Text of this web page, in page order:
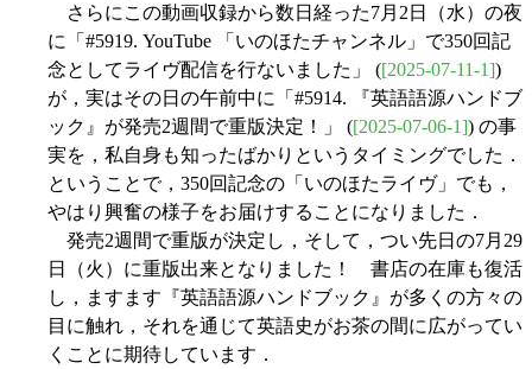
さらにこの動画収録から数日経った7月2日（水）の夜
に「#5919. YouTube 「いのほたチャンネル」で350回記
念としてライヴ配信を行ないました」 ([2025-07-11-1])
が，実はその日の午前中に「#5914. 『英語語源ハンドブ
ック』が発売2週間で重版決定！」 ([2025-07-06-1]) の事
実を，私自身も知ったばかりというタイミングでした．
ということで，350回記念の「いのほたライヴ」でも，
やはり興奮の様子をお届けすることになりました．
発売2週間で重版が決定し，そして，つい先日の7月29
日（火）に重版出来となりました！ 書店の在庫も復活
し，ますます『英語語源ハンドブック』が多くの方々の
目に触れ，それを通じて英語史がお茶の間に広がってい
くことに期待しています．